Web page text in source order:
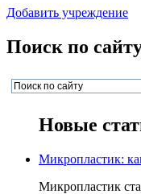
Добавить учреждение
Поиск по
Новые
Микропластик:
Микропластик